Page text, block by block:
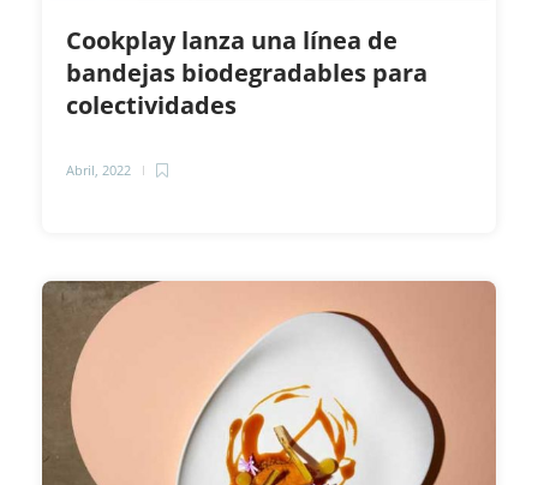
Cookplay lanza una línea de
bandejas biodegradables para
colectividades
Abril, 2022